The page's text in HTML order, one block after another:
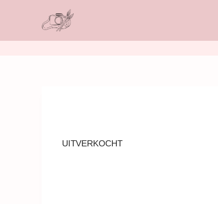
UITVERKOCHT